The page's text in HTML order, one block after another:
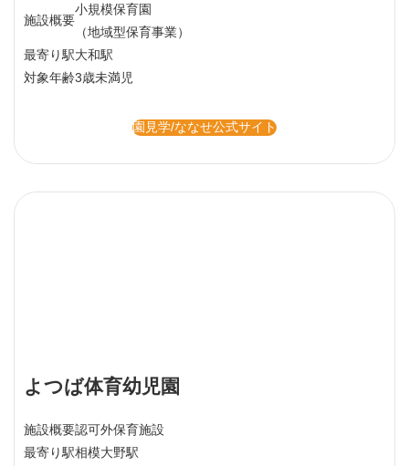
施設概要
小規模保育園
（地域型保育事業）
最寄り駅大和駅
対象年齢3歳未満児
園見学/ななせ公式サイト
よつば体育幼児園
施設概要認可外保育施設
最寄り駅相模大野駅